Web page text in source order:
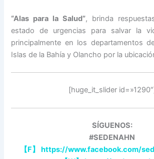
“Alas para la Salud”, brinda
estado de urgencias para salvar la
principalmente en los departamentos
Islas de la Bahía y Olancho por la
[huge_it_slider
SÍGUENOS:
#SEDENAHN
【F】
https://www.facebook.com/